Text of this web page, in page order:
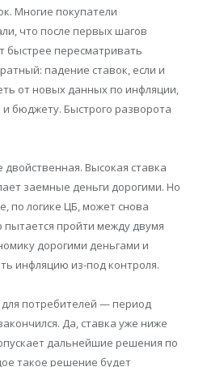
Многие покупатели
что после первых шагов
быстрее пересматривать
падение ставок, если и
от новых данных по инфляции,
бюджету. Быстрого разворота
двойственная. Высокая ставка
заемные деньги дорогими. Но
по логике ЦБ, может снова
пытается пройти между двумя
дорогими деньгами и
инфляцию из-под контроля.
потребителей — период
Да, ставка уже ниже
дальнейшие решения по
такое решение будет